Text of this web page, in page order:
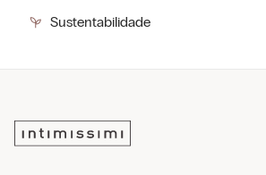
Sustentabilidade